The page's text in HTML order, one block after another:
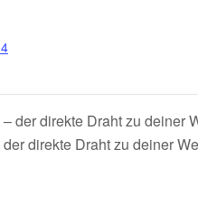
der direkte Draht zu deiner
direkte Draht zu deiner